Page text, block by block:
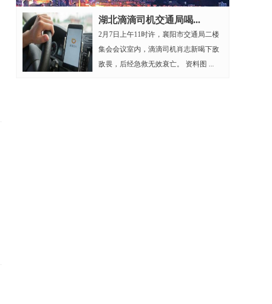
湖北滴滴司机交通局喝...
2月7日上午11时许，襄阳市交通局二楼
集会会议室内，滴滴司机肖志新喝下敌
敌畏，后经急救无效衰亡。 资料图 ...